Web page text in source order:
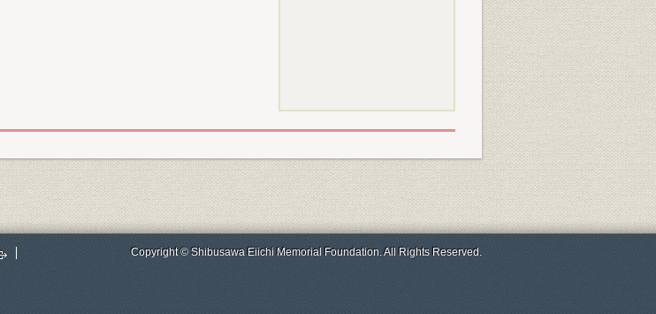
Copyright © Shibusawa Eiichi Memorial Foundation. All Rights Reserved.